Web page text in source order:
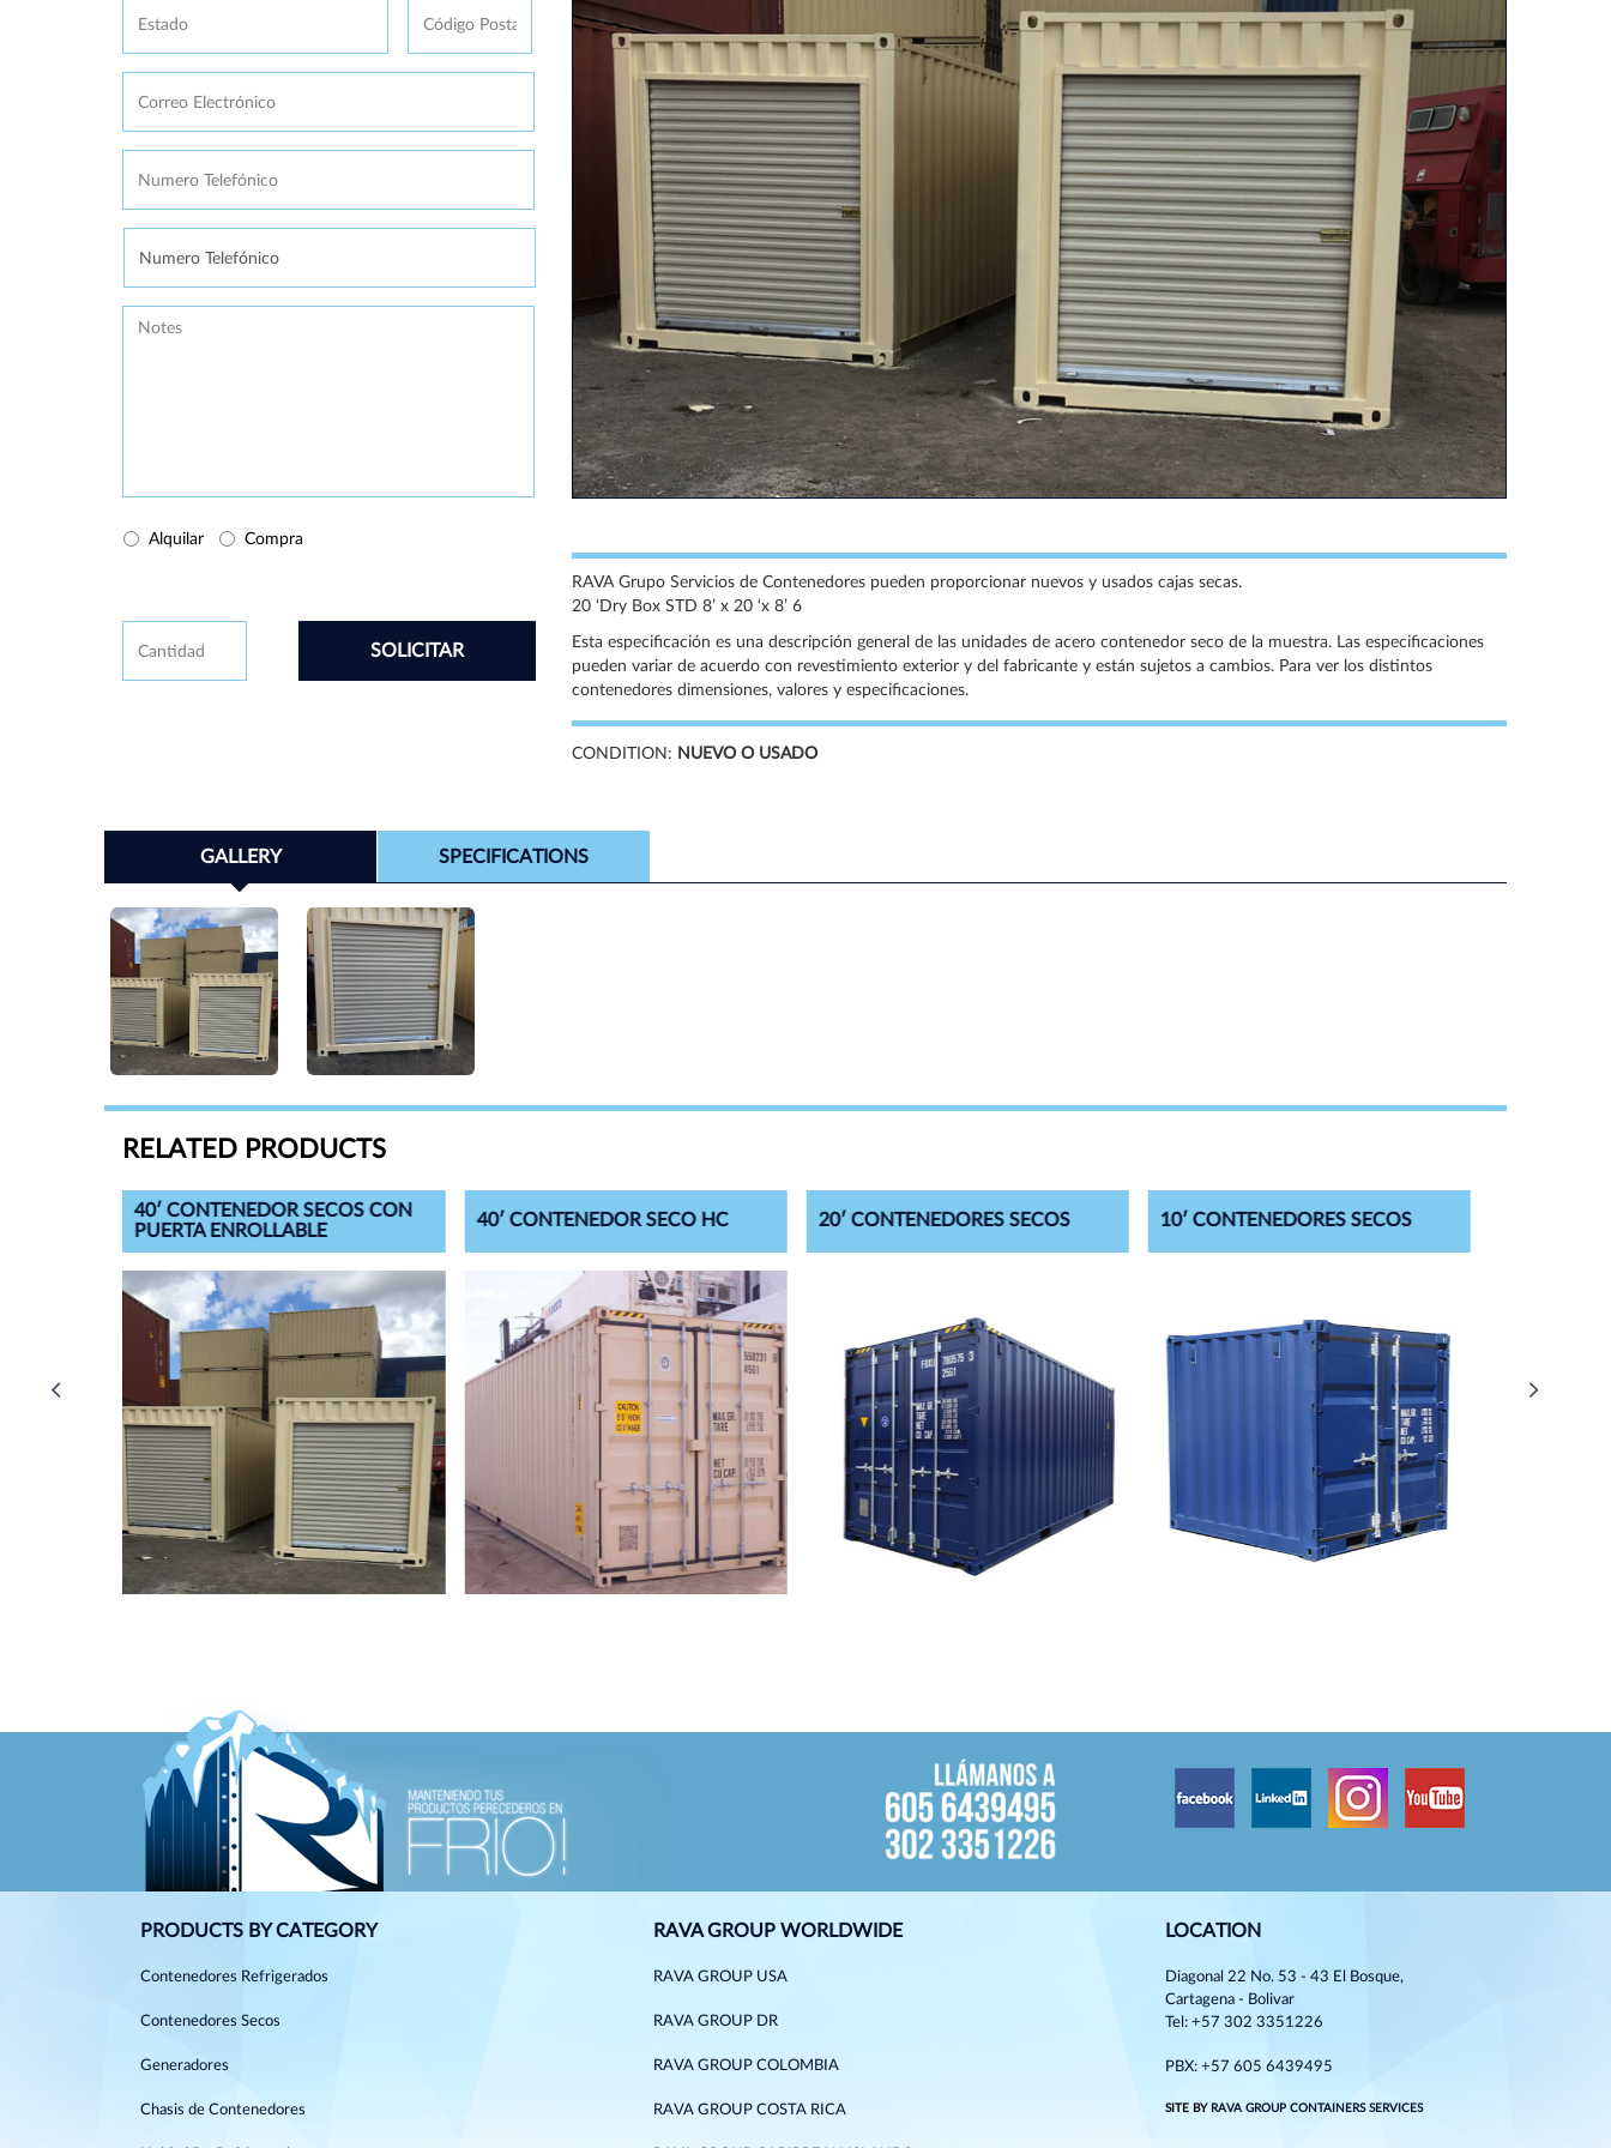
Correo
Electrónico *
Numero
Telefónico *
Se
necesita
Message
Buy/Rental
Alquilar Compra
RAVA Grupo Servicios de Contenedores pueden proporcionar nuevos y usados cajas secas.
20 ‘Dry Box STD 8’ x 20 ‘x 8’ 6
Esta especificación es una descripción general de las unidades de acero contenedor seco de la muestra. Las especificaciones
pueden variar de acuerdo con revestimiento exterior y del fabricante y están sujetos a cambios. Para ver los distintos
contenedores dimensiones, valores y especificaciones.
CONDITION: NUEVO O USADO
GALLERY SPECIFICATIONS
RELATED PRODUCTS
40′ CONTENEDOR SECOS CON
PUERTA ENROLLABLE
40′ CONTENEDOR SECO HC 20′ CONTENEDORES SECOS 10′ CONTENEDORES SECOS
PRODUCTS BY CATEGORY
Contenedores Refrigerados
Contenedores Secos
Generadores
Chasis de Contenedores
RAVA GROUP WORLDWIDE
RAVA GROUP USA
RAVA GROUP DR
RAVA GROUP COLOMBIA
RAVA GROUP COSTA RICA
LOCATION
Diagonal 22 No. 53 - 43 El Bosque,
Cartagena - Bolivar
Tel: +57 302 3351226
PBX: +57 605 6439495
SITE BY RAVA GROUP CONTAINERS SERVICES